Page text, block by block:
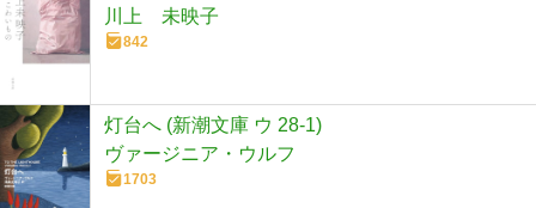
川上 未映子
842
灯台へ (新潮文庫 ウ 28-1)
ヴァージニア・ウルフ
1703